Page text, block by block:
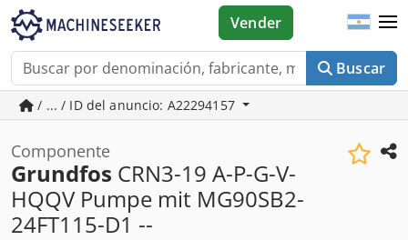
Buscar
Vender
/ ... / ID del anuncio: A22294157
Componente
Grundfos CRN3-19 A-P-G-V-
HQQV Pumpe mit MG90SB2-
24FT115-D1 --